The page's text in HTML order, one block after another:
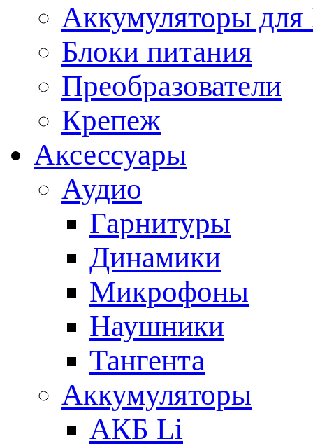
Аккумуляторы
Блоки питания
Преобразователи
Крепеж
Аксессуары
Аудио
Гарнитуры
Динамики
Микрофоны
Наушники
Тангента
Аккумуляторы
АКБ Li